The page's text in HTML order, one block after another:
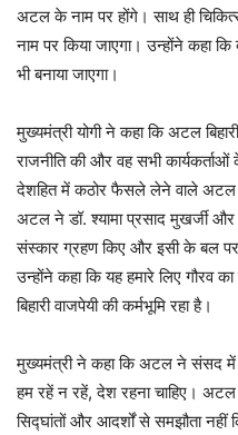
अटल के नाम पर होंगे। साथ ही
नाम पर किया जाएगा। उन्होंने कहा
भी बनाया जाएगा।
मुख्यमंत्री योगी ने कहा कि अटल
राजनीति की और वह सभी
देशहित में कठोर फैसले लेने वाले अटल
अटल ने डॉ. श्यामा प्रसाद मुखर्जी और
संस्कार ग्रहण किए और इसी के बल
उन्होंने कहा कि यह हमारे लिए गौरव
बिहारी वाजपेयी की कर्मभूमि रहा है।
मुख्यमंत्री ने कहा कि अटल ने संसद
हम रहें न रहें, देश रहना चाहिए।
सिद्घांतों और आदर्शों से समझौता नहीं